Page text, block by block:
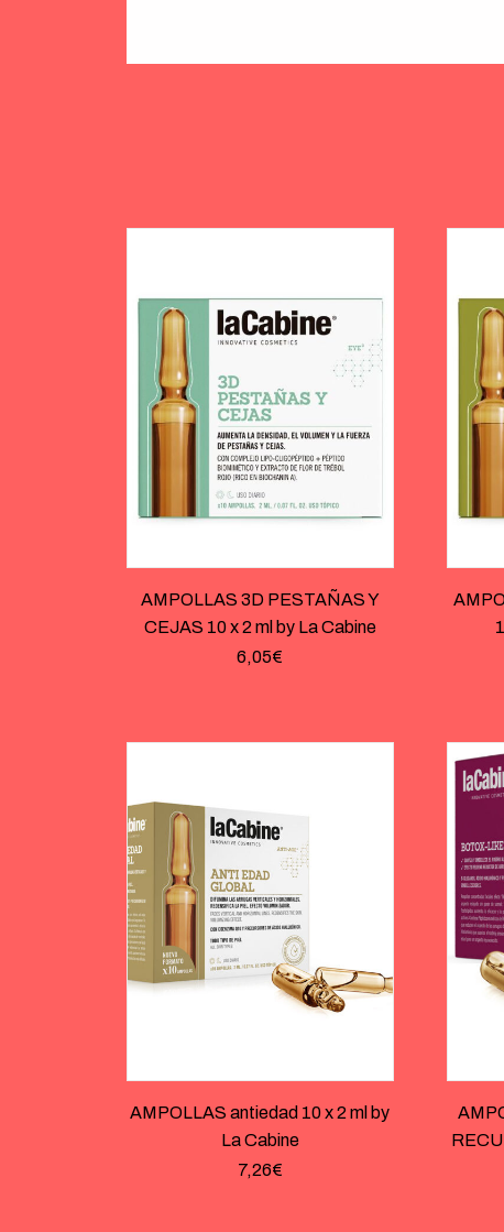
AMPOLLAS 3D PESTAÑAS Y
CEJAS 10 x 2 ml by La Cabine
6,05€
AMPOLLAS antiedad 10 x 2 ml by
La Cabine
7,26€